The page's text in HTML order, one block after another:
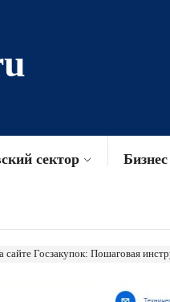
сектор Бизнес
сайте Госзакупок: Пошаговая